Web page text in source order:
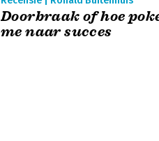
Doorbraak of hoe
me naar succes